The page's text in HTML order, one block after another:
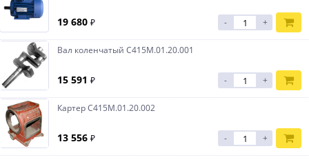
19 680 ₽ - +
Вал коленчатый С415М.01.20.001
15 591 ₽ - +
Картер С415М.01.20.002
13 556 ₽ - +